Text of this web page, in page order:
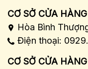
CƠ SỞ CỬA HÀNG
Hòa Bình
Điện thoại:
CƠ SỞ CỬA